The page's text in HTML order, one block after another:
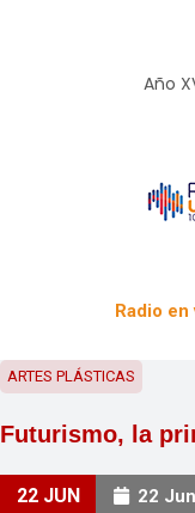
Año
Radio en
ARTES PLÁSTICAS
Futurismo, la
22 JUN
22